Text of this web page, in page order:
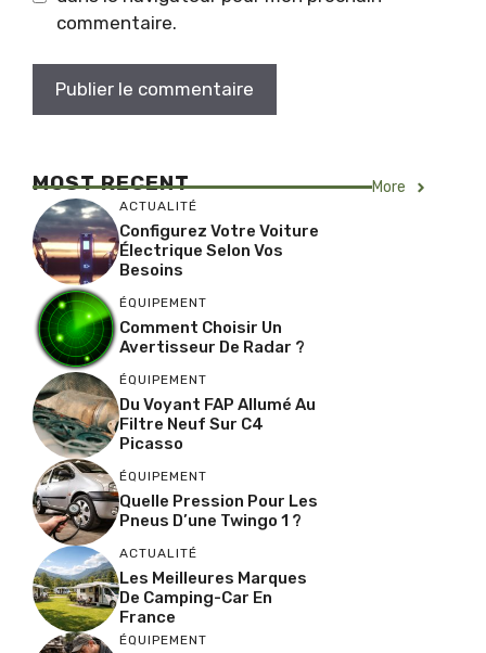
commentaire.
MOST RECENT More
ACTUALITÉ
Configurez Votre Voiture
Électrique Selon Vos
Besoins
ÉQUIPEMENT
Comment Choisir Un
Avertisseur De Radar ?
ÉQUIPEMENT
Du Voyant FAP Allumé Au
Filtre Neuf Sur C4
Picasso
ÉQUIPEMENT
Quelle Pression Pour Les
Pneus D’une Twingo 1 ?
ACTUALITÉ
Les Meilleures Marques
De Camping-Car En
France
ÉQUIPEMENT